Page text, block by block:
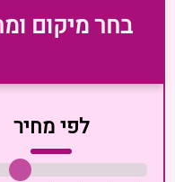
בחר מיקום
לפי מחיר